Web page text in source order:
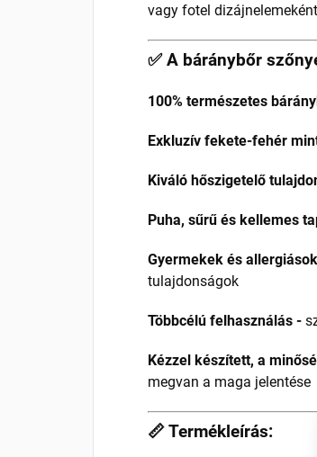
vagy fotel
✅ A báránybőr
100% természetes
Exkluzív fekete-fehér
Kiváló hőszigetelő
Puha, sűrű és kellemes
Gyermekek és
tulajdonságok
Többcélú felhasználás -
Kézzel készített, a
megvan a maga jelentése
📏 Termékleírás: